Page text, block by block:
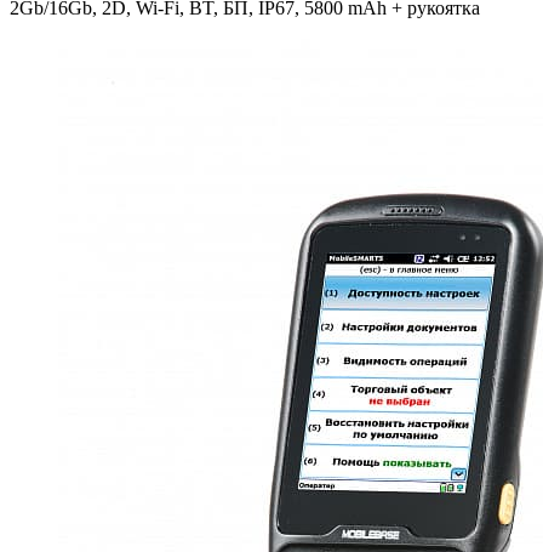
2Gb/16Gb, 2D, Wi-Fi, BT, БП, IP67, 5800 mAh + рукоятка